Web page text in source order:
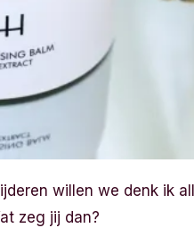
willen we denk ik
zeg jij dan?